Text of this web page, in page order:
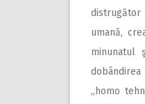
distrugător
umană,
minunatul
dobândirea
„homo